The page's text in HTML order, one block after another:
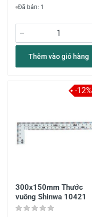
Đã bán: 1
Thêm vào giỏ hàng
300x150mm Thước
vuông Shinwa 10421
-12%